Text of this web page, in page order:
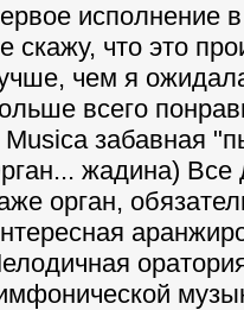
исполнение
скажу, что это
чем я
всего
забавная
жадина) Все
орган,